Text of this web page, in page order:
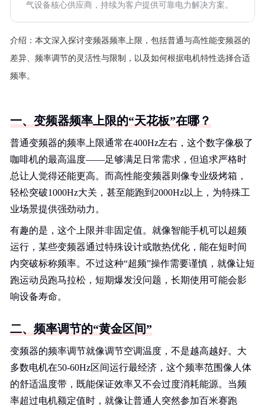
气设备核心供应商，持续为客户提供可靠电力解决方案。
介绍： 本文深入探讨变频器频率上限，包括普通与高性能变频器的
差异、频率调节的灵活性与限制，以及如何根据电机特性选择合适
频率。
一、变频器频率上限的“天花板”在哪？
普通变频器的频率上限通常在400Hz左右，这个数字像极了
咖啡机的最高温度——足够满足日常需求，但追求严格时
总让人觉得还能更高。而高性能变频器则像专业级烤箱，
轻松突破1000Hz大关，甚至能跑到2000Hz以上，为特殊工
业场景提供强劲动力。
有趣的是，这个上限并非固定值。就像智能手机可以超频
运行，某些变频器通过特殊设计或散热优化，能在短时间
内突破标称频率。不过这种“超频”操作需要谨慎，就像让短
跑运动员跑马拉松，短期爆发没问题，长期使用可能会影
响设备寿命。
二、频率调节的“黄金区间”
变频器的频率调节就像调节空调温度，不是越高越好。大
多数电机在50-60Hz区间运行最经济，这个频率范围像人体
的舒适温度带，既能保证效率又不会过度消耗能源。当频
率超过电机额定值时，就像让普通人突然参加百米赛跑